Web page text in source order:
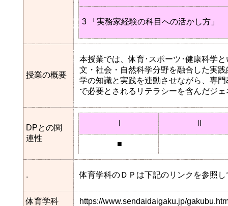
3 「実務家経験の科目への活かし方」
授業の概要
本授業では、体育･スポーツ･健康科学
文・社会・自然科学分野を融合した実
学の知識と実践を連動させながら、専
で必要とされるリテラシーを含んだジ
DPとの関
連性
Ⅰ Ⅱ
■
. 体育学科のＤＰは下記のリンクを参照
体育学科 https://www.sendaidaigaku.jp/